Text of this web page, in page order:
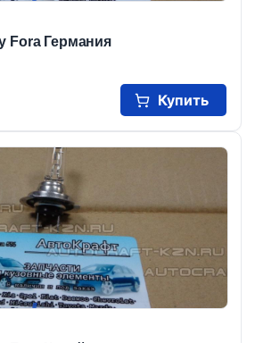
Fora Германия
Купить